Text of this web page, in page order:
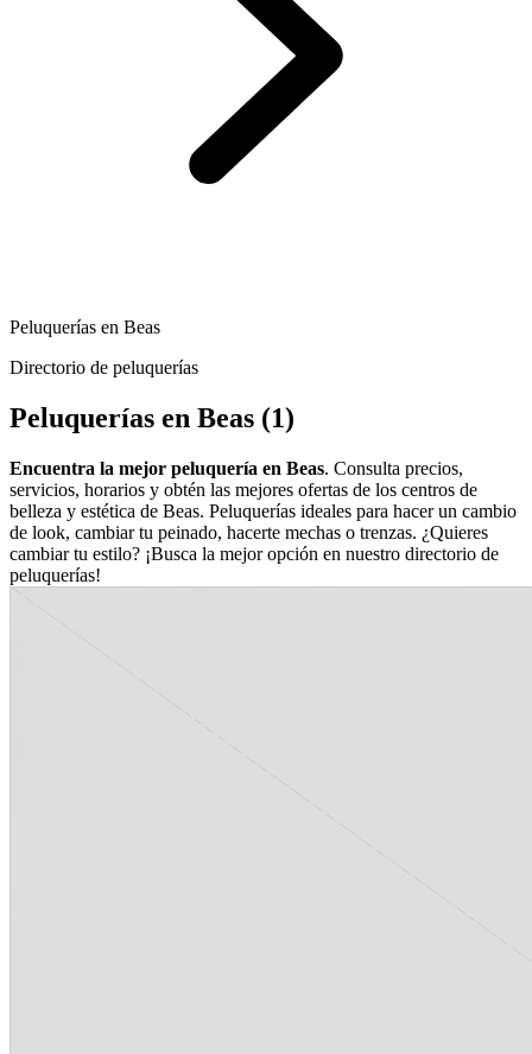
Peluquerías en Beas
Directorio de peluquerías
Peluquerías en Beas (1)
Encuentra la mejor peluquería en Beas. Consulta precios,
servicios, horarios y obtén las mejores ofertas de los centros de
belleza y estética de Beas. Peluquerías ideales para hacer un cambio
de look, cambiar tu peinado, hacerte mechas o trenzas. ¿Quieres
cambiar tu estilo? ¡Busca la mejor opción en nuestro directorio de
peluquerías!